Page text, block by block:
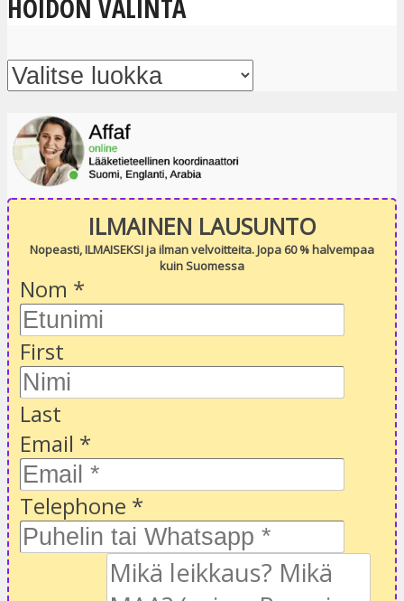
HOIDON VALINTA
ILMAINEN LAUSUNTO
Nopeasti, ILMAISEKSI ja ilman velvoitteita. Jopa 60 % halvempaa
kuin Suomessa
Nom *
First
Last
Email *
Telephone *